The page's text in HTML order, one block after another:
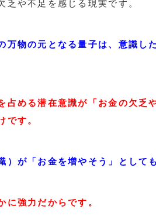
乏や不足を感じる現実です。
万物の元となる量子は、意識し
占める潜在意識が「お金の欠乏
です。
）が「お金を増やそう」として
に強力だからです。